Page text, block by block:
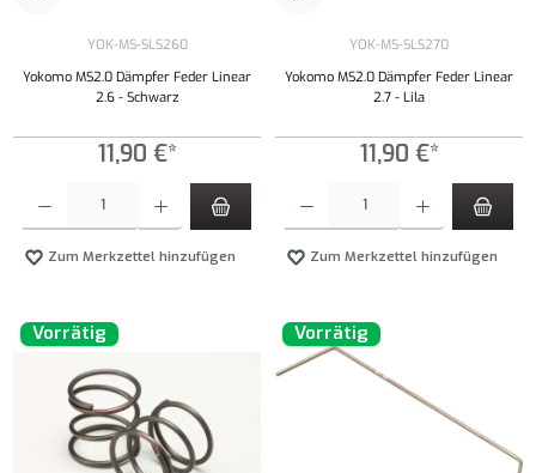
YOK-MS-SLS260
Yokomo MS2.0 Dämpfer Feder Linear
2.6 - Schwarz
11,90 €*
Zum Merkzettel hinzufügen
YOK-MS-SLS270
Yokomo MS2.0 Dämpfer Feder Linear
2.7 - Lila
11,90 €*
Zum Merkzettel hinzufügen
Vorrätig Vorrätig